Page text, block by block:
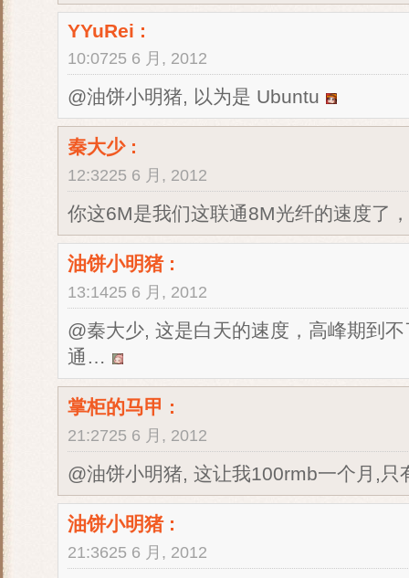
YYuRei :
10:0725 6 月, 2012
@油饼小明猪, 以为是 Ubuntu
秦大少:
12:3225 6 月, 2012
你这6M是我们这联通8M光纤的速度了
油饼小明猪:
13:1425 6 月, 2012
@秦大少, 这是白天的速度，高峰期到
通…
掌柜的马甲 :
21:2725 6 月, 2012
@油饼小明猪, 这让我100rmb一个月,只
油饼小明猪:
21:3625 6 月, 2012